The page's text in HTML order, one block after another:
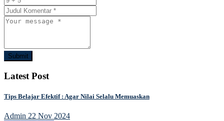
Submit
Latest Post
Tips Belajar Efektif : Agar Nilai Selalu Memuaskan
Admin 22 Nov 2024